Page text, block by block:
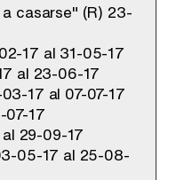
casarse" (R) 23-
17 al 31-05-17
al 23-06-17
17 al 07-07-17
17
29-09-17
05-17 al 25-08-